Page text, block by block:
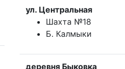
ул. Центральная
Шахта №18
Б. Калмыки
деревня Быковка